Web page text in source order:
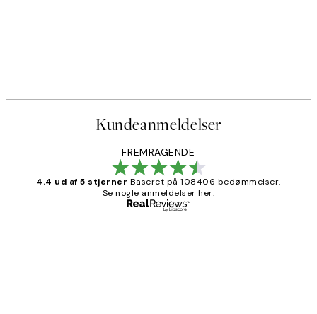
Kundeanmeldelser
FREMRAGENDE
4.4 ud af 5 stjerner Baseret på 108406 bedømmelser.
Se nogle anmeldelser her.